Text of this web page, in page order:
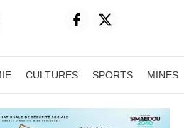
CULTURES SPORTS MINES